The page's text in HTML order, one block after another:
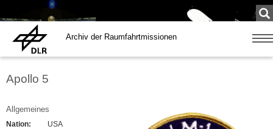
Archiv der Raumfahrtmissionen
Zeige
Apollo 5
Allgemeines
Nation:
USA